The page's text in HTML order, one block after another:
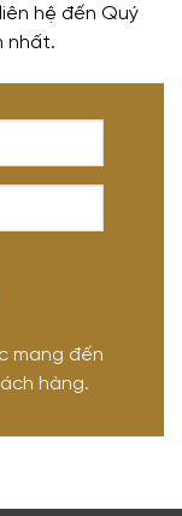
hệ đến Quý
nhất.
mang đến
hàng.